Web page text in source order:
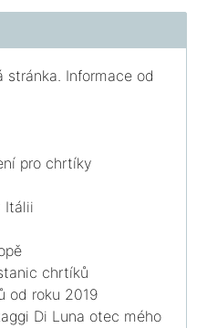
Informace od
pro chrtíky
Itálii
chrtíků
od roku 2019
Di Luna otec mého